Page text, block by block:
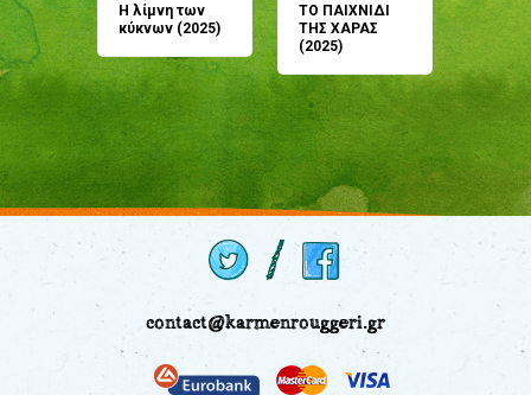
Η λίμνη των
κύκνων (2025)
ΤΟ ΠΑΙΧΝΙΔΙ
ΤΗΣ ΧΑΡΑΣ
(2025)
μου;
(2024)
contact@karmenrouggeri.gr